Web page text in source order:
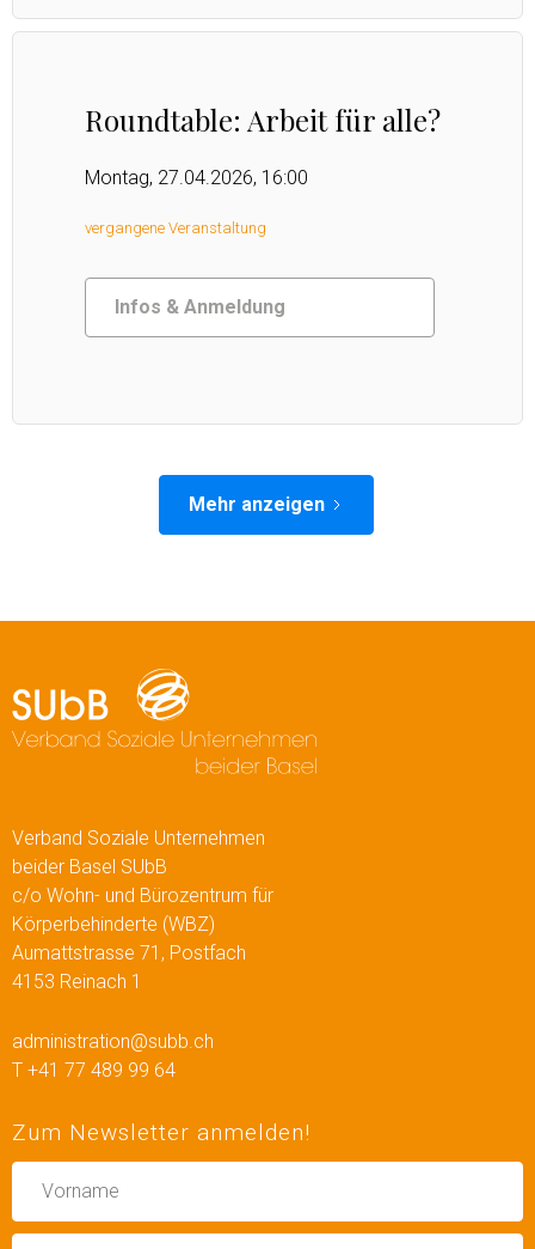
Roundtable: Arbeit für alle?
Montag, 27.04.2026, 16:00
vergangene Veranstaltung
Infos & Anmeldung
Mehr anzeigen
Verband Soziale Unternehmen
beider Basel SUbB
c/o Wohn- und Bürozentrum für
Körperbehinderte (WBZ)
Aumattstrasse 71, Postfach
4153 Reinach 1
administration@subb.ch
T +41 77 489 99 64
Zum Newsletter anmelden!